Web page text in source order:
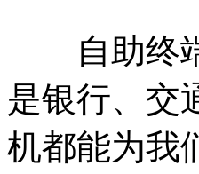
自助终端
是银行、交
机都能为我